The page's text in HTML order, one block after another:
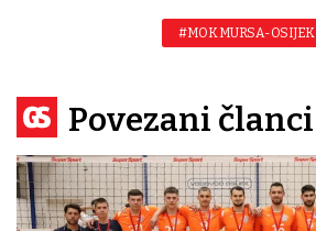
#MOK MURSA-OSIJEK
Povezani članci